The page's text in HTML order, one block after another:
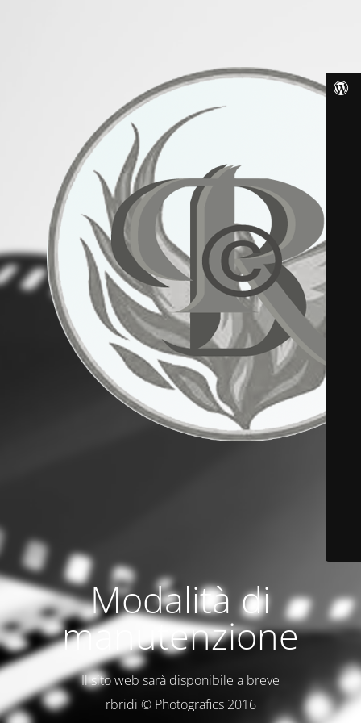
Modalità di
manutenzione
Il sito web sarà disponibile a breve
rbridi © Photografics 2016